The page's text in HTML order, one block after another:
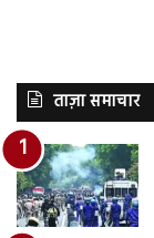
ताज़ा समाचार